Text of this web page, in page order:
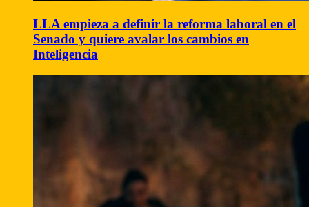
LLA empieza a definir la reforma laboral en el
Senado y quiere avalar los cambios en
Inteligencia